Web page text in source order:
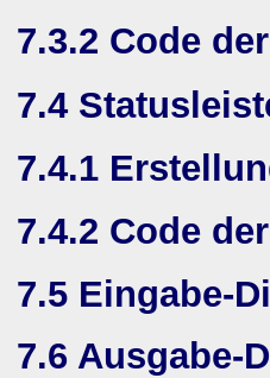
7.3.2 Code
7.4
7.4.1
7.4.2 Code
7.5 Eingabe-
7.6 Ausgabe-